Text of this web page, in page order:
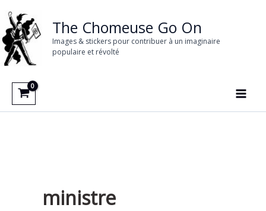
au
contenu
The Chomeuse Go On
Images & stickers pour contribuer à un imaginaire
populaire et révolté
ministre